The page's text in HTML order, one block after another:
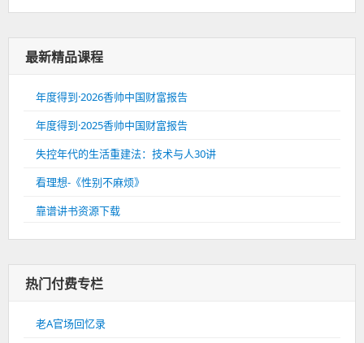
最新精品课程
年度得到·2026香帅中国财富报告
年度得到·2025香帅中国财富报告
失控年代的生活重建法：技术与人30讲
看理想-《性别不麻烦》
靠谱讲书资源下载
热门付费专栏
老A官场回忆录